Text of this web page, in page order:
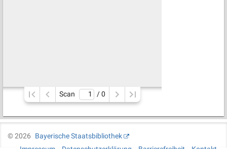
Scan / 0
©2026
Bayerische Staatsbibliothek